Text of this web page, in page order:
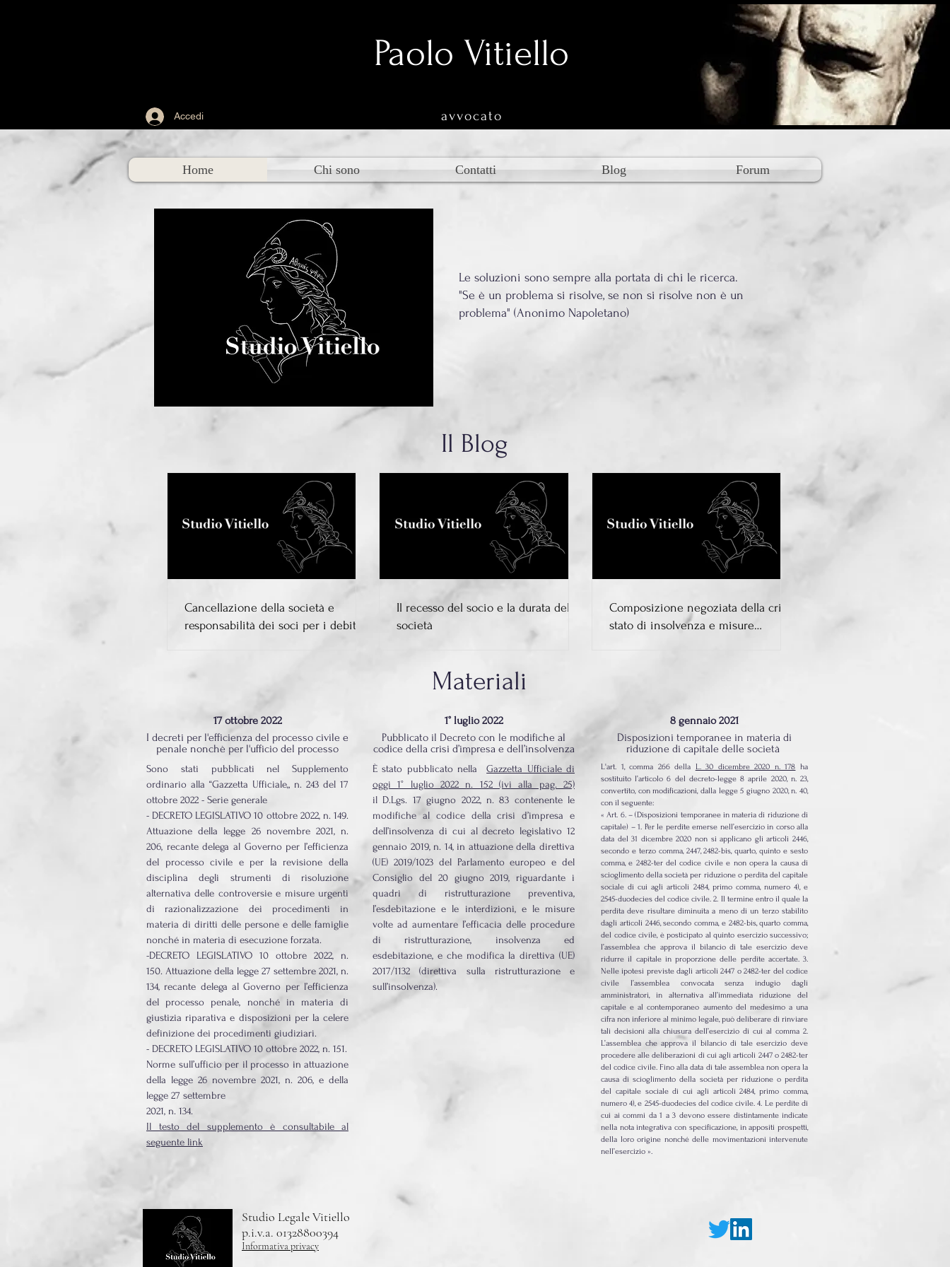
avvocato
Paolo Vitiello
Accedi
Home Chi sono Contatti Blog Forum
Le soluzioni sono sempre alla portata di chi le ricerca.
"Se è un problema si risolve, se non si risolve non è un
problema" (Anonimo Napoletano)
Il Blog
Cancellazione della società e
responsabilità dei soci per i debiti
Il recesso del socio e la durata della
società
Composizione negoziata della crisi -
stato di insolvenza e misure
Materiali
17 ottobre 2022
I decreti per l'efficienza del processo civile e
penale nonchè per l'ufficio del processo
Sono stati pubblicati nel Supplemento
ordinario alla “Gazzetta Ufficiale„ n. 243 del 17
ottobre 2022 - Serie generale
- DECRETO LEGISLATIVO 10 ottobre 2022, n. 149.
Attuazione della legge 26 novembre 2021, n.
206, recante delega al Governo per l’efficienza
del processo civile e per la revisione della
disciplina degli strumenti di risoluzione
alternativa delle controversie e misure urgenti
di razionalizzazione dei procedimenti in
materia di diritti delle persone e delle famiglie
nonché in materia di esecuzione forzata.
-DECRETO LEGISLATIVO 10 ottobre 2022, n.
150. Attuazione della legge 27 settembre 2021, n.
134, recante delega al Governo per l’efficienza
del processo penale, nonché in materia di
giustizia riparativa e disposizioni per la celere
definizione dei procedimenti giudiziari.
- DECRETO LEGISLATIVO 10 ottobre 2022, n. 151.
Norme sull’ufficio per il processo in attuazione
della legge 26 novembre 2021, n. 206, e della
legge 27 settembre
2021, n. 134.
Il testo del supplemento è consultabile al
seguente link
1° luglio 2022
Pubblicato il Decreto con le modifiche al
codice della crisi d’impresa e dell’insolvenza
È stato pubblicato nellaGazzetta Ufficiale di
oggi 1° luglio 2022 n. 152 (ivi alla pag. 25)
il D.Lgs. 17 giugno 2022, n. 83 contenente le
modifiche al codice della crisi d’impresa e
dell’insolvenza di cui al decreto legislativo 12
gennaio 2019, n. 14, in attuazione della direttiva
(UE) 2019/1023 del Parlamento europeo e del
Consiglio del 20 giugno 2019, riguardante i
quadri di ristrutturazione preventiva,
l’esdebitazione e le interdizioni, e le misure
volte ad aumentare l’efficacia delle procedure
di ristrutturazione, insolvenza ed
esdebitazione, e che modifica la direttiva (UE)
2017/1132 (direttiva sulla ristrutturazione e
sull’insolvenza).
8 gennaio 2021
Disposizioni temporanee in materia di
riduzione di capitale delle società
L'art. 1, comma 266 della L. 30 dicembre 2020 n. 178 ha
sostituito l’articolo 6 del decreto-legge 8 aprile 2020, n. 23,
convertito, con modificazioni, dalla legge 5 giugno 2020, n. 40,
con il seguente:
« Art. 6. – (Disposizioni temporanee in materia di riduzione di
capitale) – 1. Per le perdite emerse nell’esercizio in corso alla
data del 31 dicembre 2020 non si applicano gli articoli 2446,
secondo e terzo comma, 2447, 2482-bis, quarto, quinto e sesto
comma, e 2482-ter del codice civile e non opera la causa di
scioglimento della società per riduzione o perdita del capitale
sociale di cui agli articoli 2484, primo comma, numero 4), e
2545-duodecies del codice civile. 2. Il termine entro il quale la
perdita deve risultare diminuita a meno di un terzo stabilito
dagli articoli 2446, secondo comma, e 2482-bis, quarto comma,
del codice civile, è posticipato al quinto esercizio successivo;
l’assemblea che approva il bilancio di tale esercizio deve
ridurre il capitale in proporzione delle perdite accertate. 3.
Nelle ipotesi previste dagli articoli 2447 o 2482-ter del codice
civile l’assemblea convocata senza indugio dagli
amministratori, in alternativa all’immediata riduzione del
capitale e al contemporaneo aumento del medesimo a una
cifra non inferiore al minimo legale, può deliberare di rinviare
tali decisioni alla chiusura dell’esercizio di cui al comma 2.
L’assemblea che approva il bilancio di tale esercizio deve
procedere alle deliberazioni di cui agli articoli 2447 o 2482-ter
del codice civile. Fino alla data di tale assemblea non opera la
causa di scioglimento della società per riduzione o perdita
del capitale sociale di cui agli articoli 2484, primo comma,
numero 4), e 2545-duodecies del codice civile. 4. Le perdite di
cui ai commi da 1 a 3 devono essere distintamente indicate
nella nota integrativa con specificazione, in appositi prospetti,
della loro origine nonché delle movimentazioni intervenute
nell’esercizio ».
Studio Legale Vitiello
p.i.v.a. 01328800394
Informativa privacy